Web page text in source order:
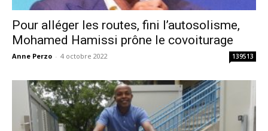
Pour alléger les routes, fini l’autosolisme,
Mohamed Hamissi prône le covoiturage
Anne Perzo - 4 octobre 2022 139513